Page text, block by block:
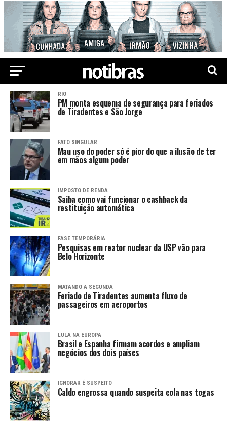
RIO
PM monta esquema de segurança para feriados
de Tiradentes e São Jorge
FATO SINGULAR
Mau uso do poder só é pior do que a ilusão de ter
em mãos algum poder
IMPOSTO DE RENDA
Saiba como vai funcionar o cashback da
restituição automática
FASE TEMPORÁRIA
Pesquisas em reator nuclear da USP vão para
Belo Horizonte
MATANDO A SEGUNDA
Feriado de Tiradentes aumenta fluxo de
passageiros em aeroportos
LULA NA EUROPA
Brasil e Espanha firmam acordos e ampliam
negócios dos dois países
IGNORAR É SUSPEITO
Caldo engrossa quando suspeita cola nas togas